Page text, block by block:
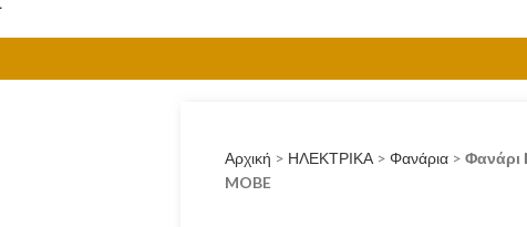
Αρχική > ΗΛΕΚΤΡΙΚΑ > Φανάρια > Φανάρι
MOBE